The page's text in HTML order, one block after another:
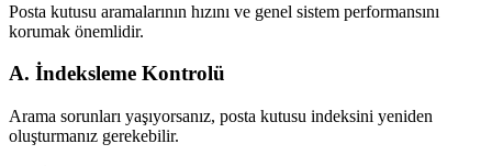
Posta kutusu aramalarının hızını ve genel sistem performansını
korumak önemlidir.
A. İndeksleme Kontrolü
Arama sorunları yaşıyorsanız, posta kutusu indeksini yeniden
oluşturmanız gerekebilir.